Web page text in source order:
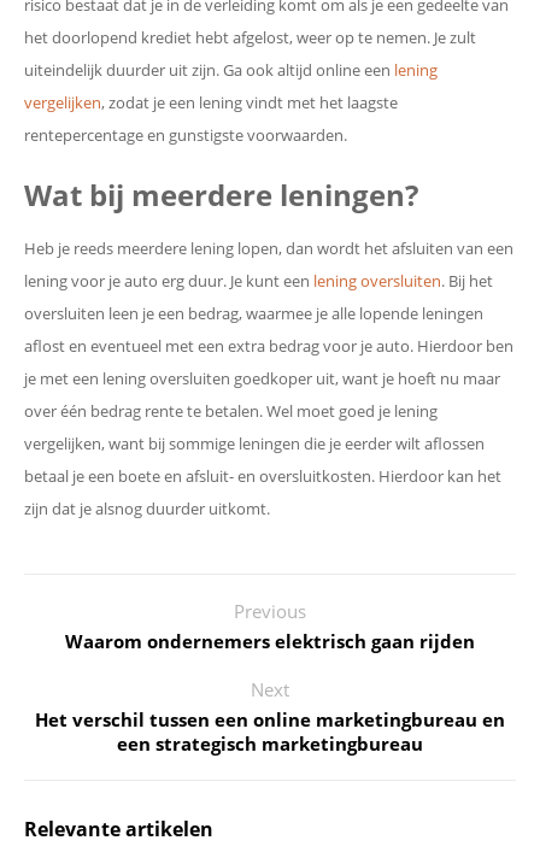
risico bestaat dat je in de verleiding komt om als je een gedeelte van
het doorlopend krediet hebt afgelost, weer op te nemen. Je zult
uiteindelijk duurder uit zijn. Ga ook altijd online een lening
vergelijken, zodat je een lening vindt met het laagste
rentepercentage en gunstigste voorwaarden.
Wat bij meerdere leningen?
Heb je reeds meerdere lening lopen, dan wordt het afsluiten van een
lening voor je auto erg duur. Je kunt een lening oversluiten. Bij het
oversluiten leen je een bedrag, waarmee je alle lopende leningen
aflost en eventueel met een extra bedrag voor je auto. Hierdoor ben
je met een lening oversluiten goedkoper uit, want je hoeft nu maar
over één bedrag rente te betalen. Wel moet goed je lening
vergelijken, want bij sommige leningen die je eerder wilt aflossen
betaal je een boete en afsluit- en oversluitkosten. Hierdoor kan het
zijn dat je alsnog duurder uitkomt.
Previous
Waarom ondernemers elektrisch gaan rijden
Next
Het verschil tussen een online marketingbureau en
een strategisch marketingbureau
Relevante artikelen